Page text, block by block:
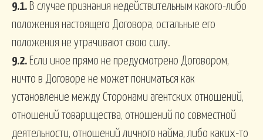
9.1. В случае признания недействительным какого-либо
положения настоящего Договора, остальные его
положения не утрачивают свою силу.
9.2. Если иное прямо не предусмотрено Договором,
ничто в Договоре не может пониматься как
установление между Сторонами агентских отношений,
отношений товарищества, отношений по совместной
деятельности, отношений личного найма, либо каких-то